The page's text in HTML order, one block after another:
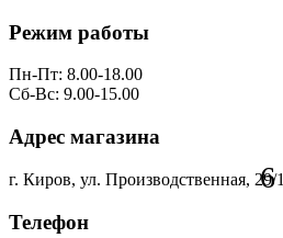
Режим работы
Пн-Пт: 8.00-18.00
Сб-Вс: 9.00-15.00
Адрес магазина
г. Киров, ул. Производственная, 29/1
Телефон
6